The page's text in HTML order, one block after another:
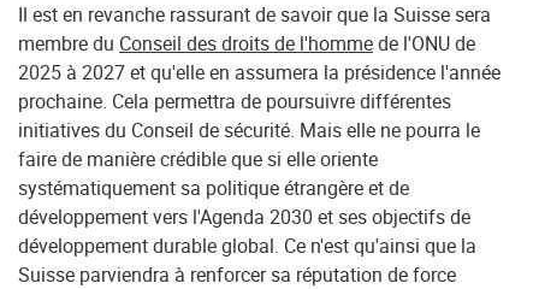
Il est en revanche rassurant de savoir que la Suisse sera
membre du Conseil des droits de l'hommede l'ONU de
2025 à 2027 et qu'elle en assumera la présidence l'année
prochaine. Cela permettra de poursuivre différentes
initiatives du Conseil de sécurité. Mais elle ne pourra le
faire de manière crédible que si elle oriente
systématiquement sa politique étrangère et de
développement vers l'Agenda 2030 et ses objectifs de
développement durable global. Ce n'est qu'ainsi que la
Suisse parviendra à renforcer sa réputation de force